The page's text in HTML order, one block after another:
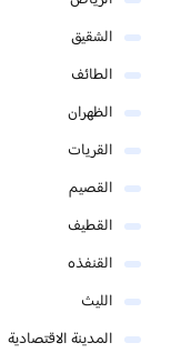
الشقيق
الطائف
الظهران
القريات
القصيم
القطيف
القنفذه
الليث
المدينة الاقتصادية